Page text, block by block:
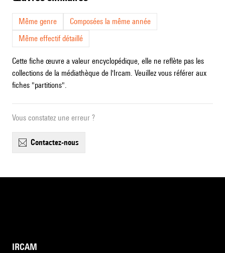
Même genre
Composées la même année
Même effectif détaillé
Cette fiche œuvre a valeur encyclopédique, elle ne reflète pas les
collections de la médiathèque de l'Ircam. Veuillez vous référer aux
fiches "partitions".
Vous constatez une erreur ?
contactez-nous
IRCAM